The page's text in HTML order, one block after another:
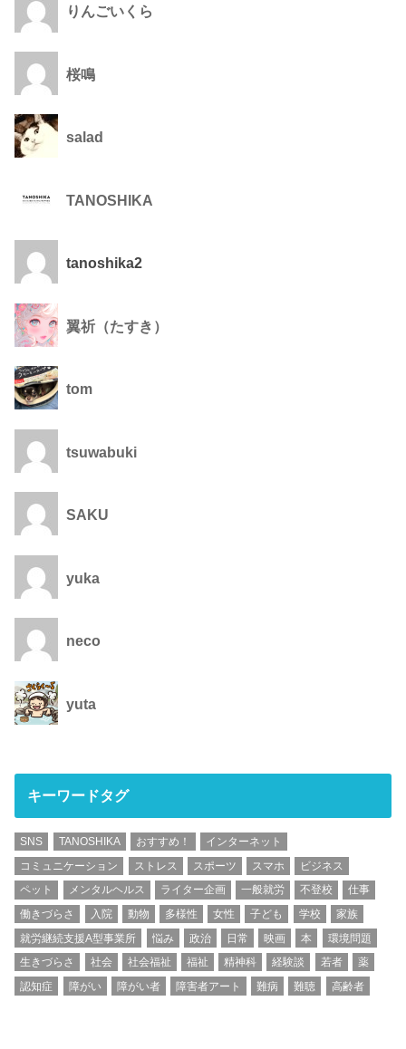
りんごいくら
桜鳴
salad
TANOSHIKA
tanoshika2
翼祈（たすき）
tom
tsuwabuki
SAKU
yuka
neco
yuta
キーワードタグ
SNS TANOSHIKA おすすめ！
インターネット
コミュニケーション
ストレス スポーツ スマホ
ビジネス
ペット
メンタルヘルス ライター企画 一般就労 不登校
仕事
働きづらさ
入院 動物 多様性 女性 子ども 学校
家族
就労継続支援A型事業所
悩み 政治 日常 映画 本
環境問題
生きづらさ
社会 社会福祉 福祉 精神科 経験談 若者
薬
認知症
障がい 障がい者 障害者アート 難病 難聴 高齢者